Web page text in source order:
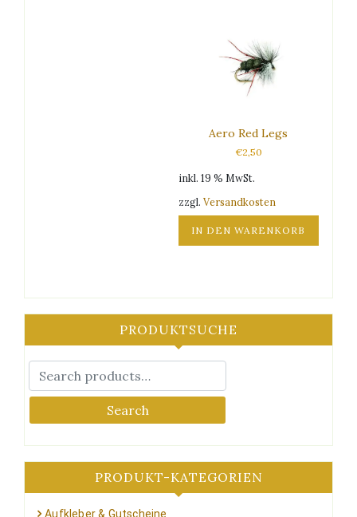
Varianten
Produktseite
werden
Aero Red Legs
€2,50
inkl. 19 % MwSt.
zzgl.Versandkosten
IN DEN WARENKORB
PRODUKTSUCHE
Search
PRODUKT-KATEGORIEN
Aufkleber & Gutscheine